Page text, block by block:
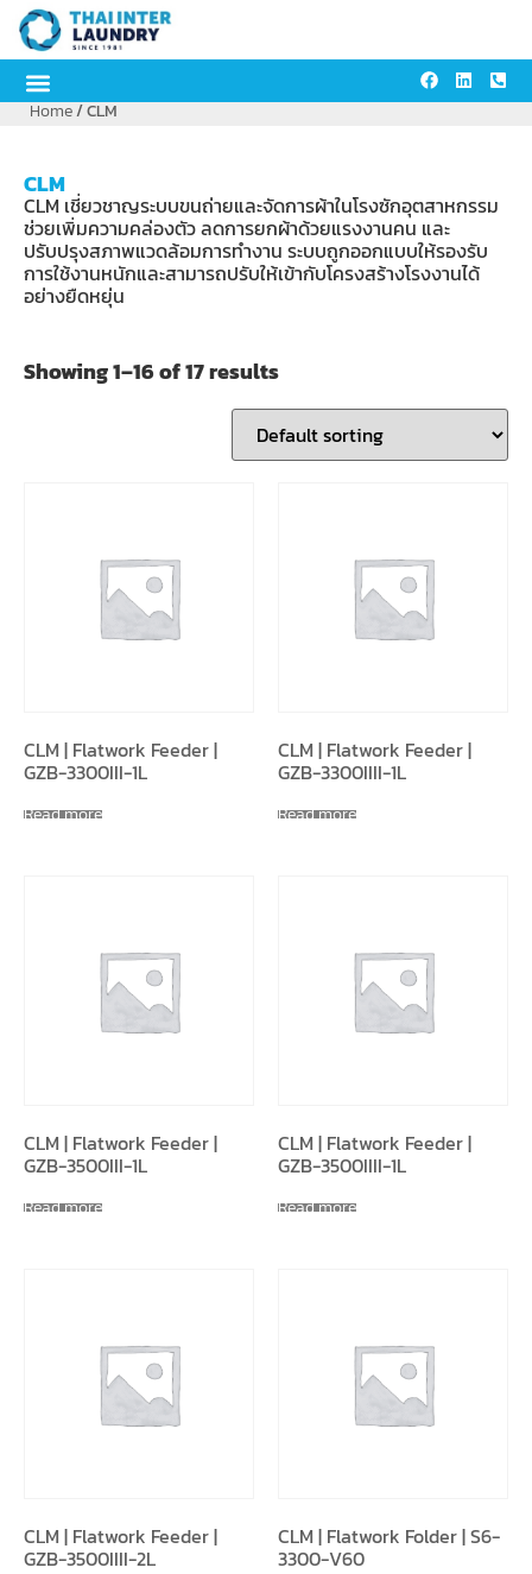
Home/ CLM
CLM
CLM เชี่ยวชาญระบบขนถ่ายและจัดการผ้าในโรงซักอุตสาหกรรม
ช่วยเพิ่มความคล่องตัว ลดการยกผ้าด้วยแรงงานคน และ
ปรับปรุงสภาพแวดล้อมการทำงาน ระบบถูกออกแบบให้รองรับ
การใช้งานหนักและสามารถปรับให้เข้ากับโครงสร้างโรงงานได้
อย่างยืดหยุ่น
Showing 1–16 of 17 results
CLM | Flatwork Feeder |
GZB-3300III-1L
Read more
CLM | Flatwork Feeder |
GZB-3300IIII-1L
Read more
CLM | Flatwork Feeder |
GZB-3500III-1L
Read more
CLM | Flatwork Feeder |
GZB-3500IIII-1L
Read more
CLM | Flatwork Feeder |
GZB-3500IIII-2L
CLM | Flatwork Folder | S6-
3300-V60